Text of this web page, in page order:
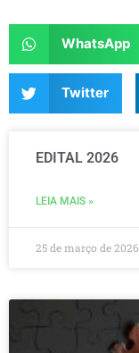
WhatsApp
Twitter
EDITAL 2026
LEIA MAIS »
25 de março de 2026